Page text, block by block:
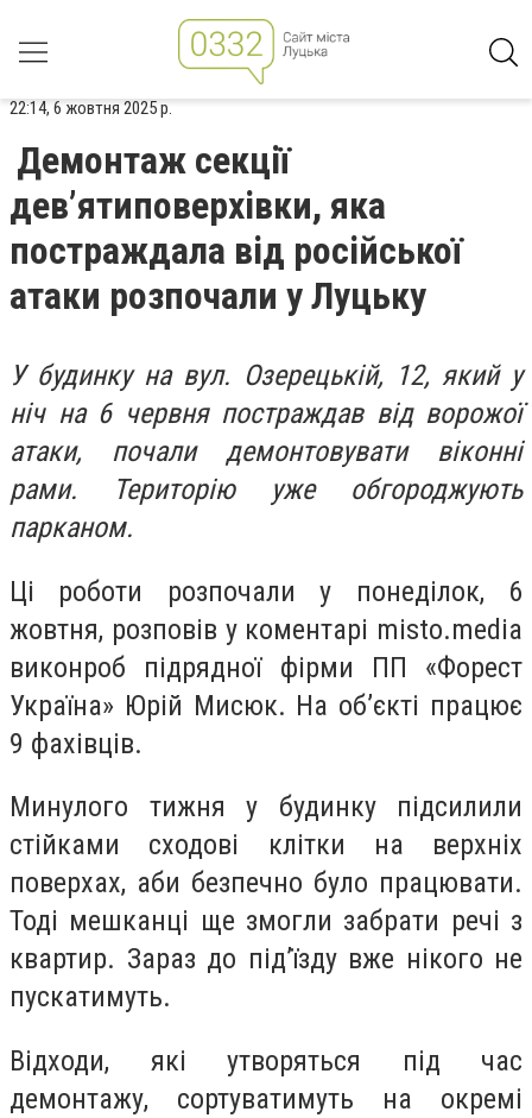
22:14, 6 жовтня 2025 р.
Демонтаж секції
дев’ятиповерхівки, яка
постраждала від російської
атаки розпочали у Луцьку
У будинку на вул. Озерецькій, 12, який у
ніч на 6 червня постраждав від ворожої
атаки, почали демонтовувати віконні
рами. Територію уже обгороджують
парканом.
Ці роботи розпочали у понеділок, 6
жовтня, розповів у коментарі misto.media
виконроб підрядної фірми ПП «Форест
Україна» Юрій Мисюк. На об’єкті працює
9 фахівців.
Минулого тижня у будинку підсилили
стійками сходові клітки на верхніх
поверхах, аби безпечно було працювати.
Тоді мешканці ще змогли забрати речі з
квартир. Зараз до під’їзду вже нікого не
пускатимуть.
Відходи, які утворяться під час
демонтажу, сортуватимуть на окремі